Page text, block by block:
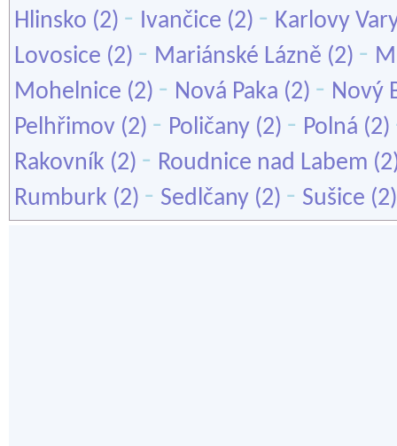
Hlinsko (2) - Ivančice (2) - Karlovy
Lovosice (2) - Mariánské Lázně (2) -
Mohelnice (2) - Nová Paka (2) - Nový
Pelhřimov (2) - Poličany (2) - Polná (2)
Rakovník (2) - Roudnice nad Labem
Rumburk (2) - Sedlčany (2) - Sušice